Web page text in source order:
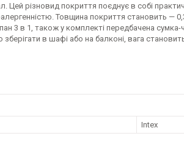
Цей різновид покриття поєднує в собі
Товщина покриття становить
3 в 1, також у комплекті передбачена
зберігати в шафі або на балконі, вага
Intex